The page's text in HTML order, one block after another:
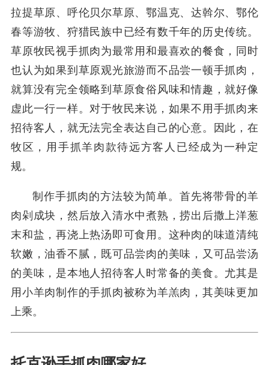
拉提草原、呼伦贝尔草原、鄂温克、达斡尔、鄂伦
春等游牧、狩猎民族中已经有数千年的历史传统。
草原牧民视手抓肉为最常用和最喜欢的餐食，同时
也认为如果到草原观光旅游而不品尝一顿手抓肉，
就算没有完全领略到草原食俗风味和情趣，就好像
虚此一行一样。对于牧民来说，如果不用手抓肉来
招待客人，就无法完全表达自己的心意。因此，在
牧区，用手抓羊肉款待远方客人已经成为一种定
规。
制作手抓肉的方法较为简单。首先将带骨的羊
肉剁成块，然后放入清水中煮熟，捞出后撒上洋葱
末和盐，再浇上热汤即可食用。这种肉的味道清纯
软嫩，油香不腻，既可品尝肉的美味，又可品尝汤
的美味，是本地人招待客人时常备的美食。尤其是
用小羊肉制作的手抓肉被称为羊羔肉，其美味更加
上乘。